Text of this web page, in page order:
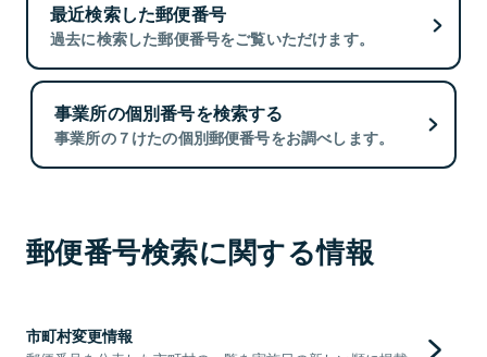
最近検索した郵便番号
過去に検索した郵便番号をご覧いただけます。
事業所の個別番号を検索する
事業所の７けたの個別郵便番号をお調べします。
郵便番号検索に関する情報
市町村変更情報